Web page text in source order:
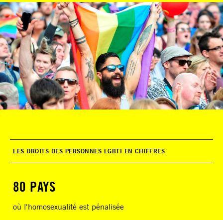
LES DROITS DES PERSONNES LGBTI EN CHIFFRES
80 PAYS
où l'homosexualité est pénalisée